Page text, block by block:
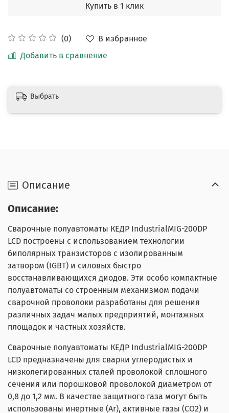
(0)
В избранное
Добавить в сравнение
Купить в 1 клик
Выбрать
Описание
Описание:
Сварочные полуавтоматы КЕДР IndustrialMIG-200DP
LCD построены с использованием технологии
биполярных транзисторов с изолированным
затвором (IGBT) и силовых быстро
восстанавливающихся диодов. Эти особо компактные
полуавтоматы со строенным механизмом подачи
сварочной проволоки разработаны для решения
различных задач малых предприятий, монтажных
площадок и частных хозяйств.
Сварочные полуавтоматы КЕДР IndustrialMIG-200DP
LCD предназначены для сварки углеродистых и
низколегированных сталей проволокой сплошного
сечения или порошковой проволокой диаметром от
0,8 до 1,2 мм. В качестве защитного газа могут быть
использованы инертные (Ar), активные газы (CO2) и